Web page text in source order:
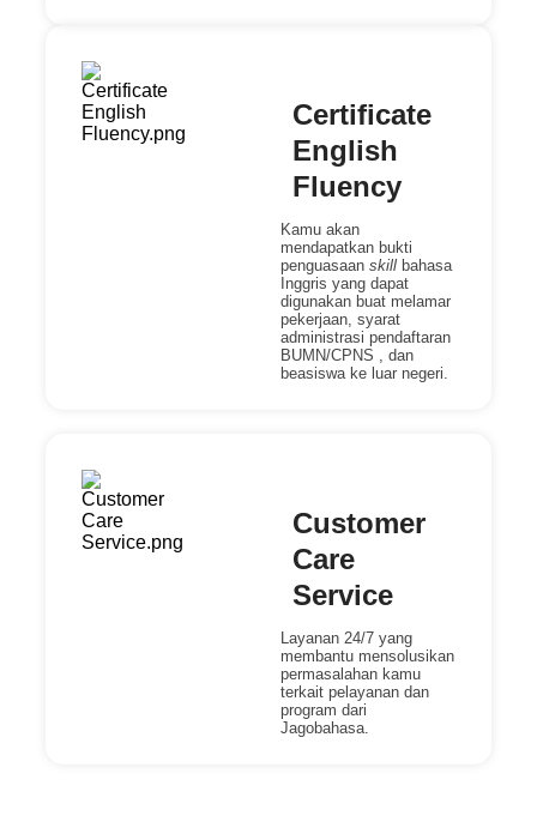
Certificate
English
Fluency
Kamu akan
mendapatkan bukti
penguasaan skill bahasa
Inggris yang dapat
digunakan buat melamar
pekerjaan, syarat
administrasi pendaftaran
BUMN/CPNS , dan
beasiswa ke luar negeri.
Customer
Care
Service
Layanan 24/7 yang
membantu mensolusikan
permasalahan kamu
terkait pelayanan dan
program dari
Jagobahasa.